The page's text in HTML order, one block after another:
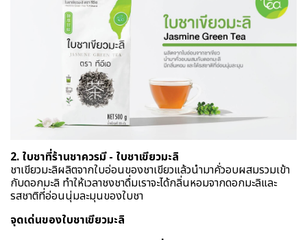
2. ใบชาที่ร้านชาควรมี - ใบชาเขียวมะลิ
ชาเขียวมะลิผลิตจากใบอ่อนของชาเขียวแล้วนำมาคั่วอบผสมรวมเข้า
กับดอกมะลิ ทำให้เวลาชงชาดื่มเราจะได้กลิ่นหอมจากดอกมะลิและ
รสชาติที่อ่อนนุ่มละมุนของใบชา
จุดเด่นของใบชาเขียวมะลิ